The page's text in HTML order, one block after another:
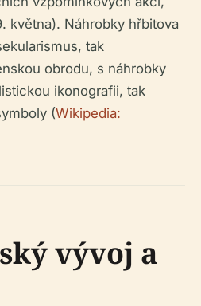
května). Náhrobky hřbitova
tak
obrodu, s náhrobky
ikonografii, tak
(Wikipedia:
vývoj a